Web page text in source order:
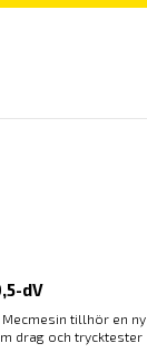
dV
tillhör en ny
drag och trycktester